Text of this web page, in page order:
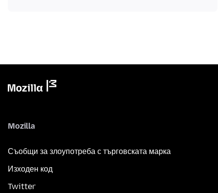
Mozilla
Съобщи за злоупотреба с търговската марка
Изходен код
Twitter